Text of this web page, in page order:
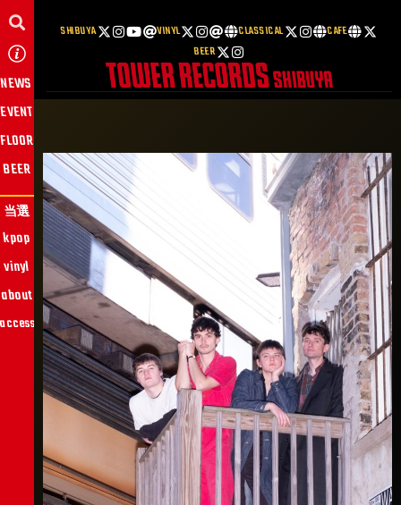
SHIBUYA VINYL CLASSICAL
CAFE
BEER
NEWS
EVENT
当選
FLOOR
BEER
kpop
vinyl
about